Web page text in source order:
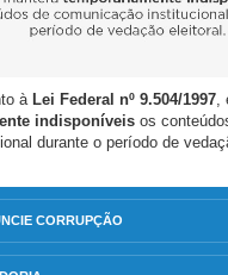
à Lei Federal nº 9.504/1997,
indisponíveis os
durante o período de
CORRUPÇÃO